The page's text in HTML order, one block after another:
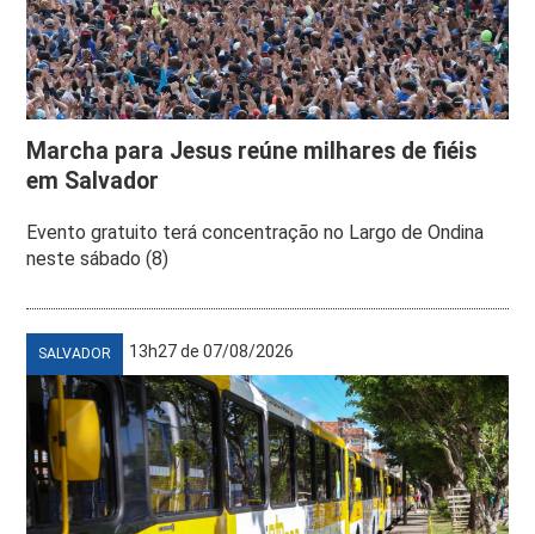
Marcha para Jesus reúne milhares de fiéis
em Salvador
Evento gratuito terá concentração no Largo de Ondina
neste sábado (8)
SALVADOR 13h27 de 07/08/2026